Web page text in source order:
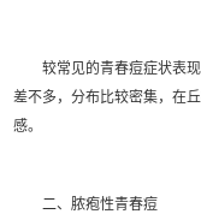
较常见的青春痘症状表现
差不多，分布比较密集，在
感。
二、脓疱性青春痘